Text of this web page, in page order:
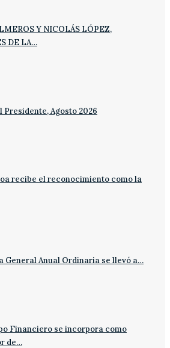
Y NICOLÁS LÓPEZ,
DE LA…
Presidente, Agosto 2026
recibe el reconocimiento como la
General Anual Ordinaria se llevó a…
Financiero se incorpora como
de…